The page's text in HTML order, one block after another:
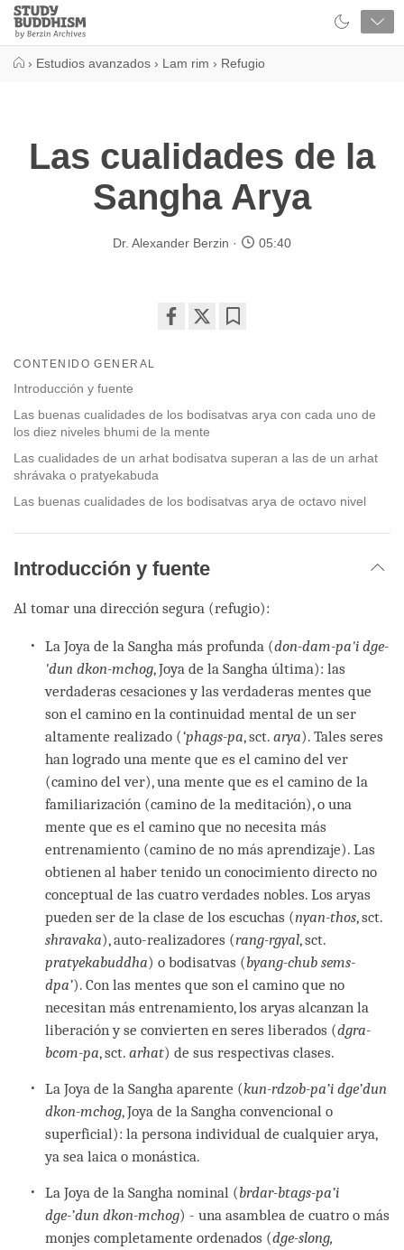
Close
Study
Buddhism
› Estudios avanzados › Lam rim › Refugio
Las cualidades de la
Sangha Arya
Dr. Alexander Berzin 05:40
CONTENIDO GENERAL
Introducción y fuente
Las buenas cualidades de los bodisatvas arya con cada uno de
los diez niveles bhumi de la mente
Las cualidades de un arhat bodisatva superan a las de un arhat
shrávaka o pratyekabuda
Las buenas cualidades de los bodisatvas arya de octavo nivel
Introducción y fuente
Al tomar una dirección segura (refugio):
La Joya de la Sangha más profunda (don-dam-pa'i dge-
'dun dkon-mchog, Joya de la Sangha última): las
verdaderas cesaciones y las verdaderas mentes que
son el camino en la continuidad mental de un ser
altamente realizado (‘phags-pa, sct.arya). Tales seres
han logrado una mente que es el camino del ver
(camino del ver), una mente que es el camino de la
familiarización (camino de la meditación), o una
mente que es el camino que no necesita más
entrenamiento (camino de no más aprendizaje). Las
obtienen al haber tenido un conocimiento directo no
conceptual de las cuatro verdades nobles. Los aryas
pueden ser de la clase de los escuchas (nyan-thos, sct.
shravaka), auto-realizadores (rang-rgyal, sct.
pratyekabuddha) o bodisatvas (byang-chub sems-
dpa’). Con las mentes que son el camino que no
necesitan más entrenamiento, los aryas alcanzan la
liberación y se convierten en seres liberados (dgra-
bcom-pa, sct.arhat) de sus respectivas clases.
La Joya de la Sangha aparente (kun-rdzob-pa’i dge’dun
dkon-mchog, Joya de la Sangha convencional o
superficial): la persona individual de cualquier arya,
ya sea laica o monástica.
La Joya de la Sangha nominal (brdar-btags-pa’i
dge-’dun dkon-mchog) - una asamblea de cuatro o más
monjes completamente ordenados (dge-slong,